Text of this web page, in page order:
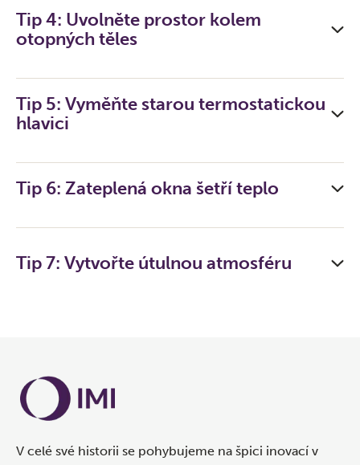
Tip 4: Uvolněte prostor kolem
otopných těles
Tip 5: Vyměňte starou termostatickou
hlavici
Tip 6: Zateplená okna šetří teplo
Tip 7: Vytvořte útulnou atmosféru
V celé své historii se pohybujeme na špici inovací v